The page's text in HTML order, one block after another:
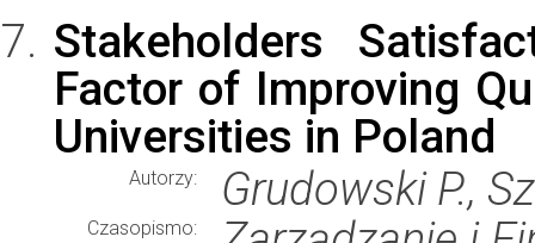
Stakeholders
Factor of Improving
Universities in Poland
Autorzy: Grudowski P.,
Czasopismo: